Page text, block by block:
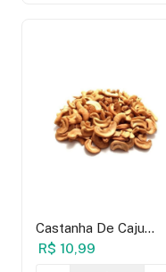
Castanha De Caju
Banda Torrada Com
Sal - 100g
R$ 10,99